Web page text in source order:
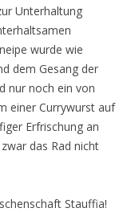
Unterhaltung
wurde wie
dem Gesang der
nur noch ein von
einer Currywurst auf
Erfrischung an
das Rad nicht
Stauffia!